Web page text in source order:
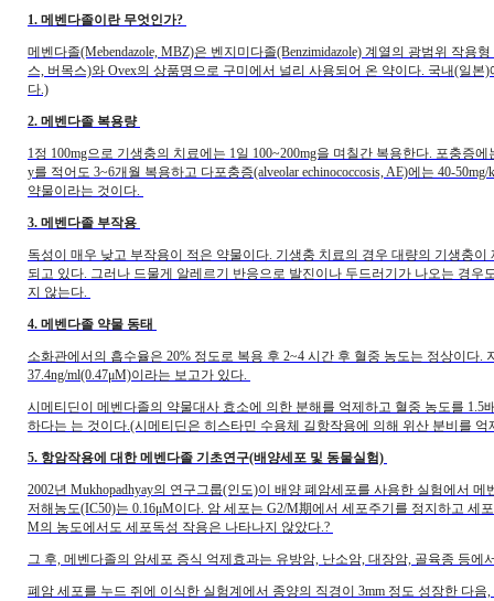
1. 메벤다졸이란 무엇인가?
메벤다졸(Mebendazole, MBZ)은 벤지미다졸(Benzimidazole) 계열의 광범위 작
스, 버목스)와 Ovex의 상품명으로 구미에서 널리 사용되어 온 약이다. 국내(일
다.)
2. 메벤다졸 복용량
1정 100mg으로 기생충의 치료에는 1일 100~200mg을 며칠간 복용한다. 포충증
y를 적어도 3~6개월 복용하고 다포충증(alveolar echinococcosis, AE)에는 40-
약물이라는 것이다.
3. 메벤다졸 부작용
독성이 매우 낮고 부작용이 적은 약물이다. 기생충 치료의 경우 대량의 기생충
되고 있다. 그러나 드물게 알레르기 반응으로 발진이나 두드러기가 나오는 경
지 않는다.
4. 메벤다졸 약물 동태
소화관에서의 흡수율은 20% 정도로 복용 후 2~4 시간 후 혈중 농도는 정상이다
37.4ng/ml(0.47μM)이라는 보고가 있다.
시메티딘이 메벤다졸의 약물대사 효소에 의한 분해를 억제하고 혈중 농도를
하다는 는 것이다.(시메티딘은 히스타민 수용체 길항작용에 의해 위산 분비를
5. 항암작용에 대한 메벤다졸 기초연구(배양세포 및 동물실험)
2002년 Mukhopadhyay의 연구그룹(인도)이 배양 폐암세포를 사용한 실험에서
저해농도(IC50)는 0.16μM이다. 암 세포는 G2/M期에서 세포주기를 정지하고
M의 농도에서도 세포독성 작용은 나타나지 않았다.?
그 후, 메벤다졸의 암세포 증식 억제효과는 유방암, 난소암, 대장암, 골육종 등에
폐암 세포를 누드 쥐에 이식한 실험계에서 종양의 직경이 3mm 정도 성장한 다